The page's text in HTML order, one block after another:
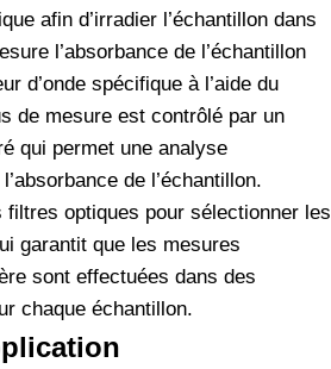
afin d’irradier l’échantillon dans
l’absorbance de l’échantillon
d’onde spécifique à l’aide du
de mesure est contrôlé par un
qui permet une analyse
de l’échantillon.
filtres optiques pour sélectionner les
garantit que les mesures
sont effectuées dans des
chaque échantillon.